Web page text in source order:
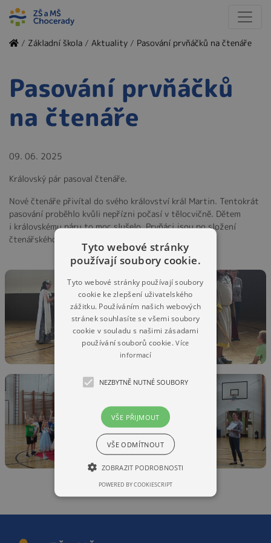
/ Základní škola / Aktuality / Pasování prvňáčků na čtenáře
Pasování prvňáčků
na čtenáře
09. 06. 2025
Královský pár pasoval čtenáře.
Nové čtenáře přivítal do svého království král Martin. Tentokrát
pasování proběhlo kvůli nepřízni počasí v tělocvičně. Dětem
i královskému páru to moc slušelo. Prvňáci jsou po složení
čtenářského slibu opravdoví čtenáři.
Tyto webové stránky
používají soubory cookie.
Tyto webové stránky používají soubory
cookie ke zlepšení uživatelského
zážitku. Používáním našich webových
stránek souhlasíte se všemi soubory
cookie v souladu s našimi zásadami
používání souborů cookie.Více
informací
NEZBYTNĚ NUTNÉ SOUBORY
VŠE PŘIJMOUT
VŠE ODMÍTNOUT
ZOBRAZIT PODROBNOSTI
POWERED BY COOKIESCRIPT